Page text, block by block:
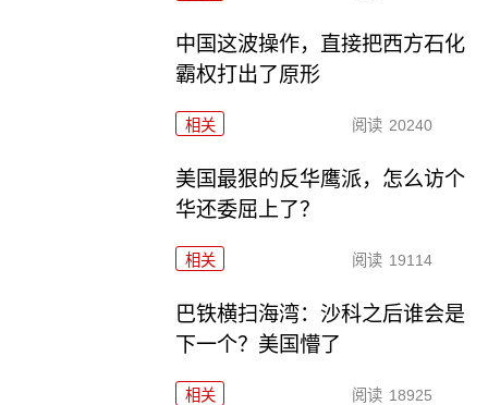
中国这波操作，直接把西方石化
霸权打出了原形
相关 阅读 20240
美国最狠的反华鹰派，怎么访个
华还委屈上了？
相关 阅读 19114
巴铁横扫海湾：沙科之后谁会是
下一个？美国懵了
相关 阅读 18925